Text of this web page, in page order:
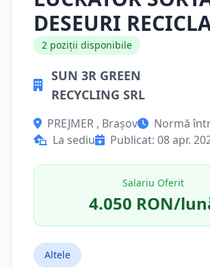
DESEURI
2 poziții disponibile
SUN 3R GREEN
RECYCLING SRL
PREJMER , Brașov
Normă
La sediu
Publicat: 08 apr.
Salariu Oferit
4.050 RON/
Altele